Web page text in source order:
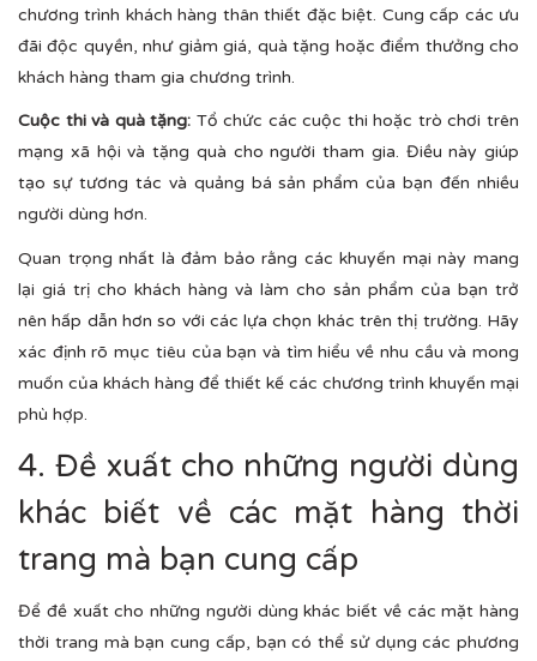
chương trình khách hàng thân thiết đặc biệt. Cung cấp các ưu
đãi độc quyền, như giảm giá, quà tặng hoặc điểm thưởng cho
khách hàng tham gia chương trình.
Cuộc thi và quà tặng: Tổ chức các cuộc thi hoặc trò chơi trên
mạng xã hội và tặng quà cho người tham gia. Điều này giúp
tạo sự tương tác và quảng bá sản phẩm của bạn đến nhiều
người dùng hơn.
Quan trọng nhất là đảm bảo rằng các khuyến mại này mang
lại giá trị cho khách hàng và làm cho sản phẩm của bạn trở
nên hấp dẫn hơn so với các lựa chọn khác trên thị trường. Hãy
xác định rõ mục tiêu của bạn và tìm hiểu về nhu cầu và mong
muốn của khách hàng để thiết kế các chương trình khuyến mại
phù hợp.
4. Đề xuất cho những người dùng
khác biết về các mặt hàng thời
trang mà bạn cung cấp
Để đề xuất cho những người dùng khác biết về các mặt hàng
thời trang mà bạn cung cấp, bạn có thể sử dụng các phương